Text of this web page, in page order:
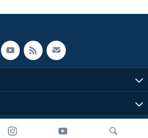
© 2026 VOA, Inc. Сите права задржани.